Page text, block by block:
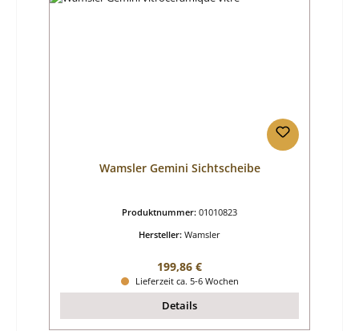
Wamsler Gemini Sichtscheibe
Produktnummer: 01010823
Hersteller: Wamsler
Regulärer Preis:
199,86 €
Lieferzeit ca. 5-6 Wochen
Details